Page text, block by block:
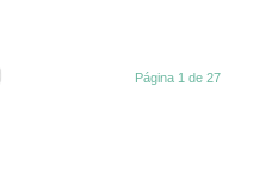
Página 1 de 27